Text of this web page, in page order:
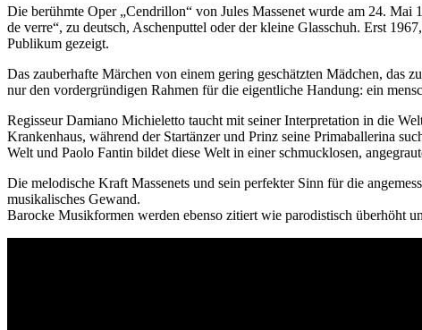
Die berühmte Oper „Cendrillon“ von Jules Massenet wurde am 24.
de verre“, zu deutsch, Aschenputtel oder der kleine Glasschuh. Erst
Publikum gezeigt.
Das zauberhafte Märchen von einem gering geschätzten Mädchen, das
nur den vordergründigen Rahmen für die eigentliche Handung: ein
Regisseur Damiano Michieletto taucht mit seiner Interpretation in die
Krankenhaus, während der Startänzer und Prinz seine Primaballerina
Welt und Paolo Fantin bildet diese Welt in einer schmucklosen,
Die melodische Kraft Massenets und sein perfekter Sinn für die
musikalisches Gewand.
Barocke Musikformen werden ebenso zitiert wie parodistisch überhöht